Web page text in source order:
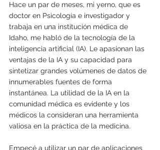
Hace un par de meses, mi yerno, que es
doctor en Psicología e investigador y
trabaja en una institución médica de
Idaho, me habló de la tecnología de la
inteligencia artificial (IA). Le apasionan las
ventajas de la IA y su capacidad para
sintetizar grandes volúmenes de datos de
innumerables fuentes de forma
instantánea. La utilidad de la IA en la
comunidad médica es evidente y los
médicos la consideran una herramienta
valiosa en la práctica de la medicina.
Empecé a utilizar un par de aplicaciones